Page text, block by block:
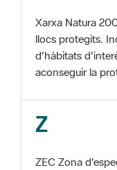
aconseguir la
Z
tercera de Xarxa
Zones